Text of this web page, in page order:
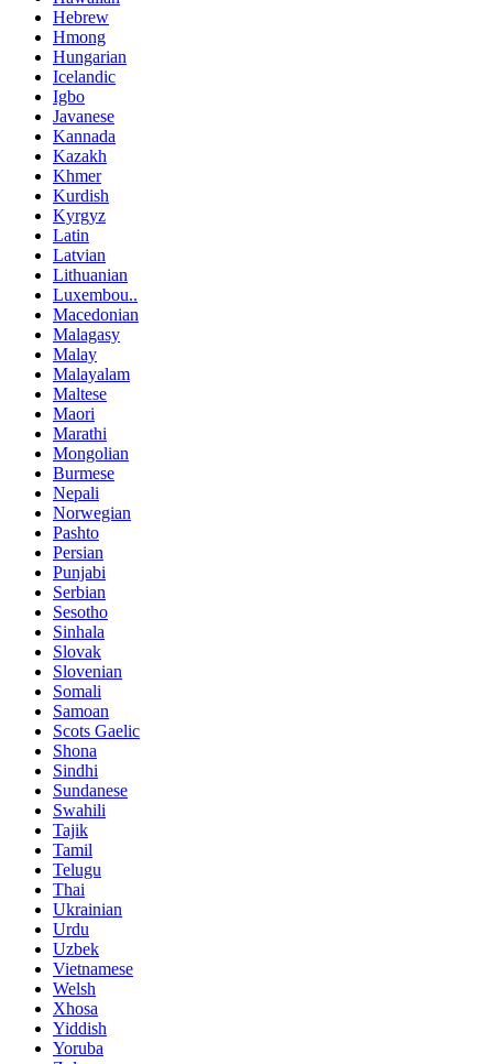
Hebrew
Hmong
Hungarian
Icelandic
Igbo
Javanese
Kannada
Kazakh
Khmer
Kurdish
Kyrgyz
Latin
Latvian
Lithuanian
Luxembou..
Macedonian
Malagasy
Malay
Malayalam
Maltese
Maori
Marathi
Mongolian
Burmese
Nepali
Norwegian
Pashto
Persian
Punjabi
Serbian
Sesotho
Sinhala
Slovak
Slovenian
Somali
Samoan
Scots Gaelic
Shona
Sindhi
Sundanese
Swahili
Tajik
Tamil
Telugu
Thai
Ukrainian
Urdu
Uzbek
Vietnamese
Welsh
Xhosa
Yiddish
Yoruba